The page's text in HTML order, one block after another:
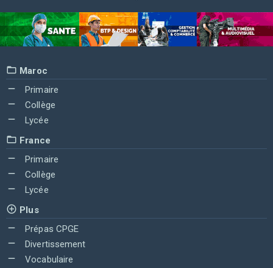
Maroc
Primaire
Collège
Lycée
France
Primaire
Collège
Lycée
Plus
Prépas CPGE
Divertissement
Vocabulaire